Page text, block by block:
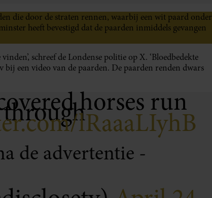
die door de straten rennen, waarbij een wit paard onder
heeft bevestigd dat de paarden inmiddels gevangen
schreef de Londense politie op X. ‘Bloedbedekte
bij een video van de paarden. De paarden renden dwars
horses run
lRaaaLIyhB